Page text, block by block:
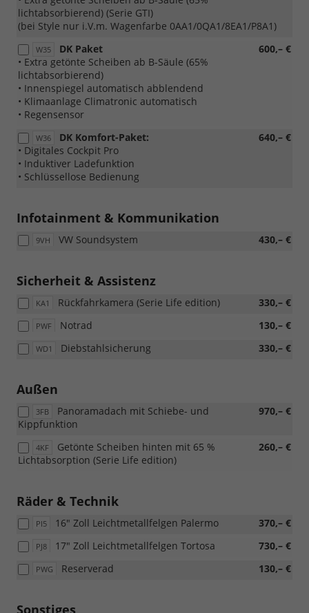
lichtabsorbierend) (Serie GTI)
(bei Style nur i.V.m. Wagenfarbe 0AA1/0QA1/8EA1/P8A1)
W35 600,– €
DK Paket
• Extra getönte Scheiben ab B-Säule (65%
lichtabsorbierend)
• Innenspiegel automatisch abblendend
• Klimaanlage Climatronic automatisch
• Regensensor
W36 640,– €
DK Komfort-Paket:
• Digitales Cockpit Pro
• Induktiver Ladefunktion
• Schlüssellose Bedienung
Infotainment & Kommunikation
9VH 430,– €
VW Soundsystem
Sicherheit & Assistenz
KA1 330,– €
Rückfahrkamera (Serie Life edition)
PWF 130,– €
Notrad
WD1 330,– €
Diebstahlsicherung
Außen
3FB 970,– €
Panoramadach mit Schiebe- und
Kippfunktion
4KF 260,– €
Getönte Scheiben hinten mit 65 %
Lichtabsorption (Serie Life edition)
Räder & Technik
PI5 370,– €
16" Zoll Leichtmetallfelgen Palermo
PJ8 730,– €
17" Zoll Leichtmetallfelgen Tortosa
PWG 130,– €
Reserverad
Sonstiges